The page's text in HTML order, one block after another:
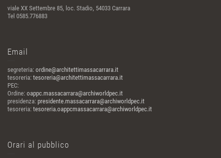
viale XX Settembre 85, loc. Stadio, 54033 Carrara
Tel 0585.776883
Email
segreteria: ordine@architettimassacarrara.it
tesoreria: tesoreria@architettimassacarrara.it
PEC:
Ordine: oappc.massacarrara@archiworldpec.it
presidenza: presidente.massacarrara@archiworldpec.it
tesoreria: tesoreria.oappcmassacarrara@archiworldpec.it
Orari al pubblico